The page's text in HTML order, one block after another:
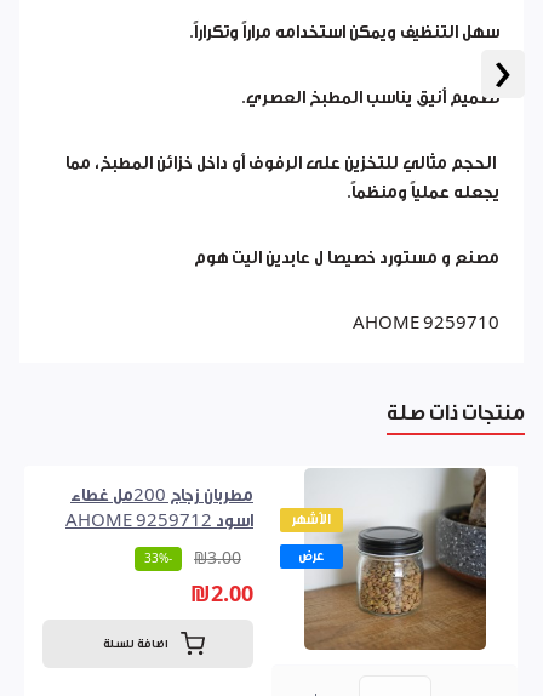
‹
سهل التنظيف ويمكن استخدامه مراراً وتكراراً.
تصميم أنيق يناسب المطبخ العصري.
الحجم مثالي للتخزين على الرفوف أو داخل خزائن المطبخ، مما
يجعله عملياً ومنظماً.
مصنع و مستورد خصيصا ل عابدين اليت هوم
AHOME 9259710
منتجات ذات صلة
الأشهر
عرض
مطربان زجاج 200مل غطاء
اسود AHOME 9259712
₪3.00
-33%
₪2.00
اضافة للسلة